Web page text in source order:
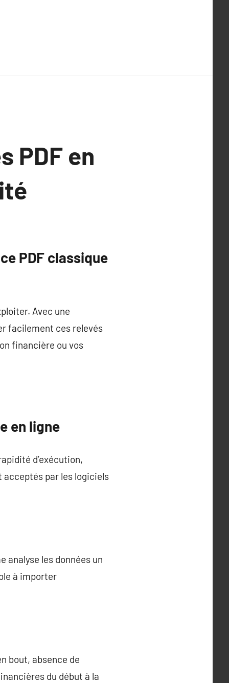
PDF en
PDF classique
Avec une
facilement ces relevés
financière ou vos
en ligne
d’exécution,
par les logiciels
analyse les données un
à importer
bout, absence de
du début à la